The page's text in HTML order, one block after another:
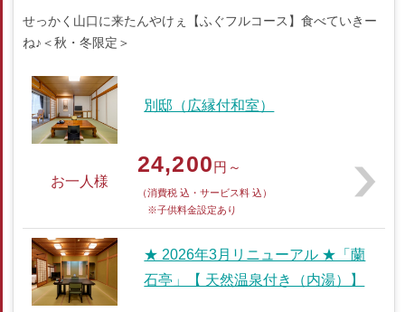
せっかく山口に来たんやけぇ【ふぐフルコース】食べていきー
ね♪＜秋・冬限定＞
別邸（広縁付和室）
お一人様
24,200円～
（消費税 込・サービス料 込）
※子供料金設定あり
★ 2026年3月リニューアル ★「蘭
石亭」【 天然温泉付き（内湯）】